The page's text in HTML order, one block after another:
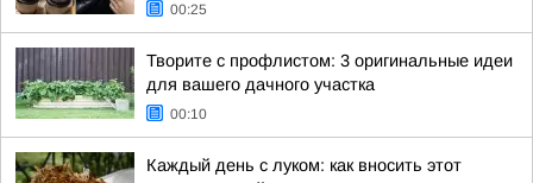
00:25
Творите с профлистом: 3 оригинальные идеи
для вашего дачного участка
00:10
Каждый день с луком: как вносить этот